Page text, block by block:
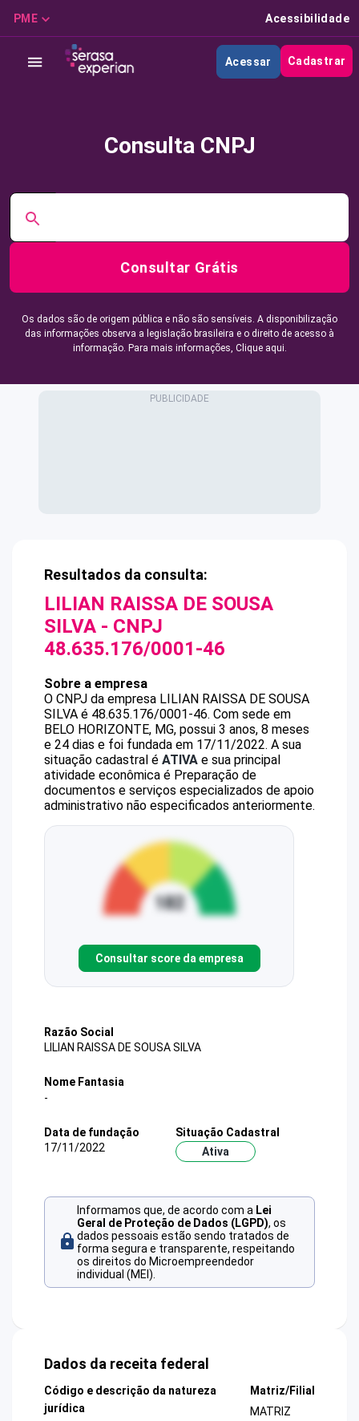
PME Acessibilidade
Acessar Cadastrar
Consulta CNPJ
Consultar Grátis
Os dados são de origem pública e não são sensíveis. A disponibilização
das informações observa a legislação brasileira e o direito de acesso à
informação. Para mais informações, Clique aqui.
Resultados da consulta:
LILIAN RAISSA DE SOUSA
SILVA - CNPJ
48.635.176/0001-46
Sobre a empresa
O CNPJ da empresa LILIAN RAISSA DE SOUSA
SILVA é 48.635.176/0001-46. Com sede em
BELO HORIZONTE, MG, possui 3 anos, 8 meses
e 24 dias e foi fundada em 17/11/2022. A sua
situação cadastral é ATIVA e sua principal
atividade econômica é Preparação de
documentos e serviços especializados de apoio
administrativo não especificados anteriormente.
Consultar score da empresa
Razão Social
LILIAN RAISSA DE SOUSA SILVA
Nome Fantasia
-
Data de fundação
17/11/2022
Situação Cadastral
Ativa
Informamos que, de acordo com a Lei
Geral de Proteção de Dados (LGPD), os
dados pessoais estão sendo tratados de
forma segura e transparente, respeitando
os direitos do Microempreendedor
individual (MEI).
Dados da receita federal
Código e descrição da natureza
jurídica
Matriz/Filial
MATRIZ